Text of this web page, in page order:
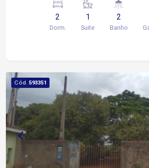
Área gourmet com churrasqueira
de serviço 2 vagas de garagem
com pé direito alto 2,80 m² Aceita
2
Dorm.
1
Suite
2
Banho
Cód. 593351